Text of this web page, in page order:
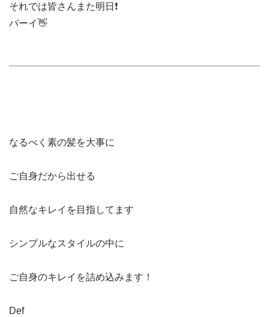
それでは皆さんまた明日❗️
バーイ👋
なるべく素の髪を大事に
ご自身だから出せる
自然なキレイを目指してます
シンプルなスタイルの中に
ご自身のキレイを詰め込みます！
Def